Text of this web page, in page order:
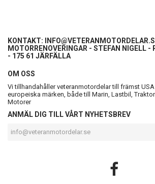
KONTAKT:
MOTORRENOVERINGAR - STEFAN NIGELL -
- 175 61 JÄRFÄLLA
OM OSS
Vi tillhandahåller veteranmotordelar till främst
europeiska märken, både till Marin, Lastbil,
Motorer
ANMÄL DIG TILL VÅRT NYHETSBREV